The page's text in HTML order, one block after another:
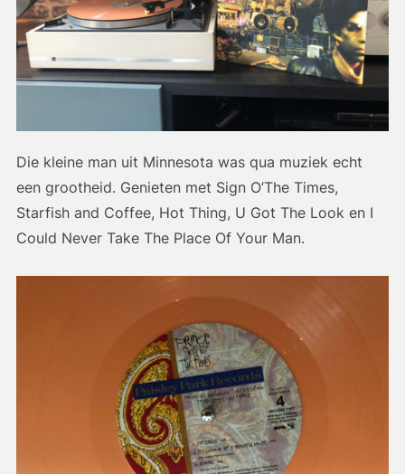
Die kleine man uit Minnesota was qua muziek echt
een grootheid. Genieten met Sign O’The Times,
Starfish and Coffee, Hot Thing, U Got The Look en I
Could Never Take The Place Of Your Man.